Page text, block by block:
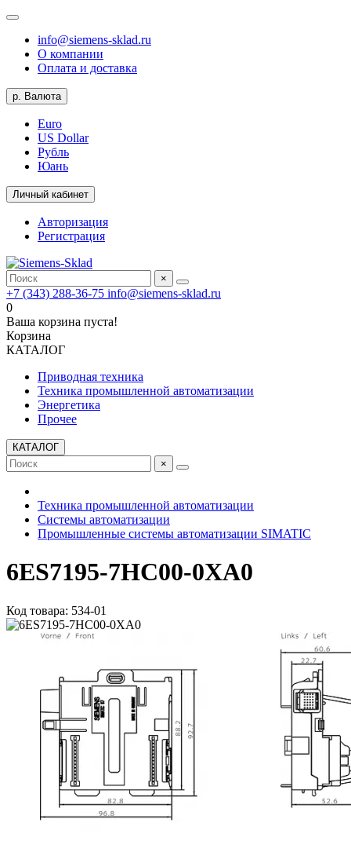
info@siemens-sklad.ru
О компании
Оплата и доставка
р. Валюта
Euro
US Dollar
Рубль
Юань
Личный кабинет
Авторизация
Регистрация
×
+7 (343) 288-36-75 info@siemens-sklad.ru
0
Ваша корзина пуста!
Корзина
КАТАЛОГ
Приводная техника
Техника промышленной автоматизации
Энергетика
Прочее
КАТАЛОГ
×
Техника промышленной автоматизации
Системы автоматизации
Промышленные системы автоматизации SIMATIC
6ES7195-7HC00-0XA0
Код товара: 534-01